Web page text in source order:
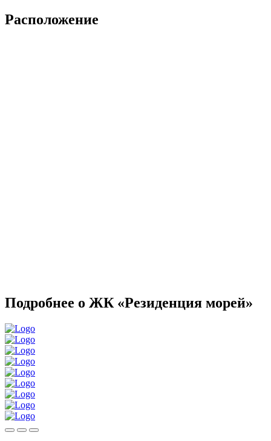
Расположение
Подробнее о ЖК «Резиденция морей»